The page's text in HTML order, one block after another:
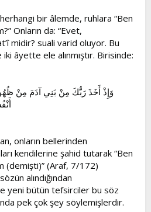
herhangi bir âlemde, ruhlara “Ben
Onların da: “Evet,
midir? suali varid oluyor. Bu
iki âyette ele alınmıştır. Birisinde:
وَإِذْ أَخَذَ رَبُّكَ مِنْ بَنِي آدَمَ مِنْ
onların bellerinden
kendilerine şahid tutarak “Ben
(demişti)” (Araf, 7/172)
alındığından
yeni bütün tefsirciler bu söz
pek çok şey söylemişlerdir.